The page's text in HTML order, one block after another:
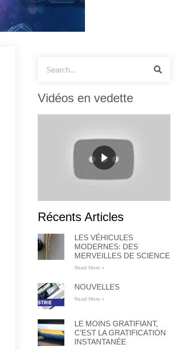
Vidéos en vedette
Récents Articles
LES VÉHICULES
MODERNES: DES
MERVEILLES DE SCIENCE
Read More »
NOUVELLES
Read More »
LE MOINS GRATIFIANT,
C’EST LA GRATIFICATION
INSTANTANÉE